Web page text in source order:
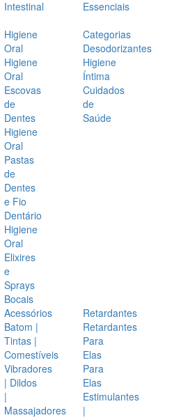
Intestinal
Essenciais
Higiene
Oral
Higiene
Oral
Escovas
de
Dentes
Higiene
Oral
Pastas
de
Dentes
e Fio
Dentário
Higiene
Oral
Elixires
e
Sprays
Bocais
Categorias
Desodorizantes
Higiene
Íntima
Cuidados
de
Saúde
Acessórios
Batom |
Tintas |
Comestíveis
Vibradores
| Dildos
|
Massajadores
Retardantes
Retardantes
Para
Elas
Para
Elas
Estimulantes
|